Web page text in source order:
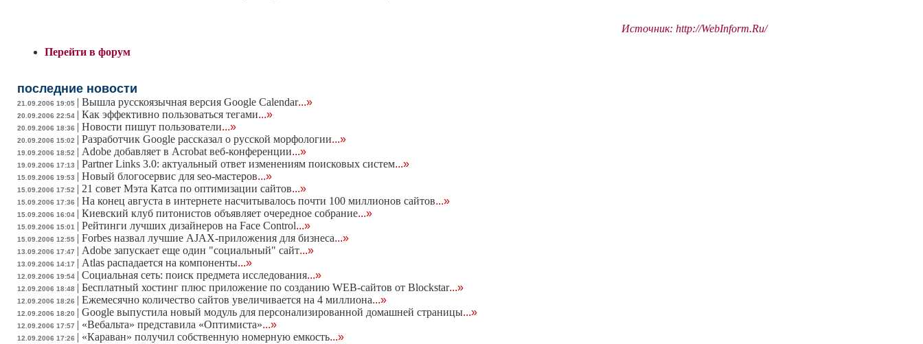
Источник: http://WebInform.Ru/
Перейти в форум
последние новости
21.09.2006 19:05 | Вышла русскоязычная версия Google Calendar...»
20.09.2006 22:54 | Как эффективно пользоваться тегами...»
20.09.2006 18:36 | Новости пишут пользователи...»
20.09.2006 15:02 | Разработчик Google рассказал о русской морфологии...»
19.09.2006 18:52 | Adobe добавляет в Acrobat веб-конференции...»
19.09.2006 17:13 | Partner Links 3.0: актуальный ответ изменениям поисковых систем...»
15.09.2006 19:53 | Новый блогосервис для seo-мастеров...»
15.09.2006 17:52 | 21 совет Мэта Катса по оптимизации сайтов...»
15.09.2006 17:36 | На конец августа в интернете насчитывалось почти 100 миллионов сайтов...»
15.09.2006 16:04 | Киевский клуб питонистов объявляет очередное собрание...»
15.09.2006 15:01 | Рейтинги лучших дизайнеров на Face Control...»
15.09.2006 12:55 | Forbes назвал лучшие AJAX-приложения для бизнеса...»
13.09.2006 17:47 | Adobe запускает еще один "социальный" сайт...»
13.09.2006 14:17 | Atlas распадается на компоненты...»
12.09.2006 19:54 | Социальная сеть: поиск предмета исследования...»
12.09.2006 18:48 | Бесплатный хостинг плюс приложение по созданию WEB-сайтов от Blockstar...»
12.09.2006 18:26 | Ежемесячно количество сайтов увеличивается на 4 миллиона...»
12.09.2006 18:20 | Google выпустила новый модуль для персонализированной домашней страницы...»
12.09.2006 17:57 | «Вебальта» представила «Оптимиста»...»
12.09.2006 17:26 | «Караван» получил собственную номерную емкость...»